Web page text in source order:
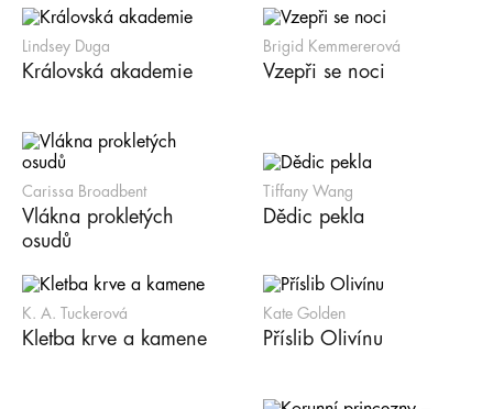
Lindsey Duga
Královská akademie
Brigid Kemmererová
Vzepři se noci
Carissa Broadbent
Vlákna prokletých
osudů
Tiffany Wang
Dědic pekla
K. A. Tuckerová
Kletba krve a kamene
Kate Golden
Příslib Olivínu